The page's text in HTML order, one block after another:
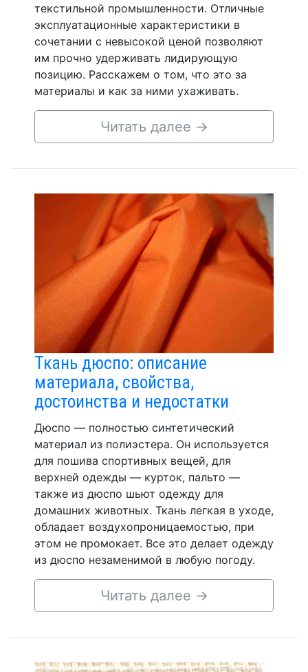
текстильной промышленности. Отличные
эксплуатационные характеристики в
сочетании с невысокой ценой позволяют
им прочно удерживать лидирующую
позицию. Расскажем о том, что это за
материалы и как за ними ухаживать.
Читать далее →
Ткань дюспо: описание
материала, свойства,
достоинства и недостатки
Дюспо — полностью синтетический
материал из полиэстера. Он используется
для пошива спортивных вещей, для
верхней одежды — курток, пальто —
также из дюспо шьют одежду для
домашних животных. Ткань легкая в уходе,
обладает воздухопроницаемостью, при
этом не промокает. Все это делает одежду
из дюспо незаменимой в любую погоду.
Читать далее →